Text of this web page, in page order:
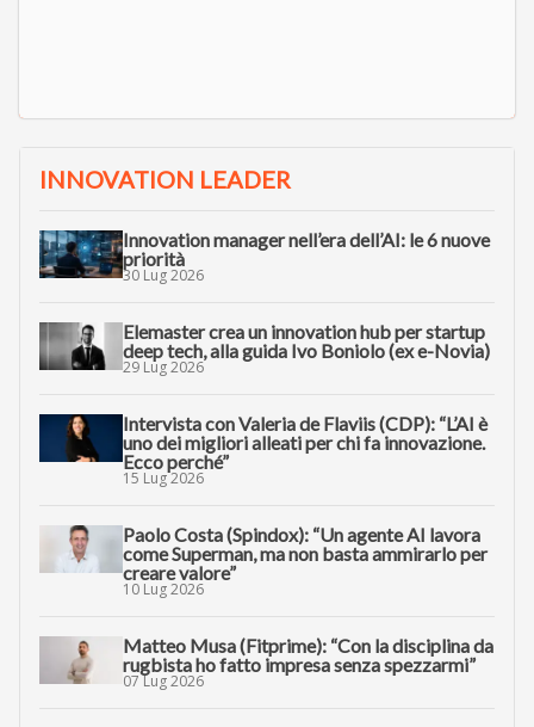
INNOVATION LEADER
Innovation manager nell’era dell’AI: le 6 nuove
priorità
30 Lug 2026
Elemaster crea un innovation hub per startup
deep tech, alla guida Ivo Boniolo (ex e-Novia)
29 Lug 2026
Intervista con Valeria de Flaviis (CDP): “L’AI è
uno dei migliori alleati per chi fa innovazione.
Ecco perché”
15 Lug 2026
Paolo Costa (Spindox): “Un agente AI lavora
come Superman, ma non basta ammirarlo per
creare valore”
10 Lug 2026
Matteo Musa (Fitprime): “Con la disciplina da
rugbista ho fatto impresa senza spezzarmi”
07 Lug 2026